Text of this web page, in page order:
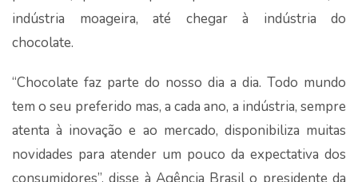
indústria moageira, até chegar à indústria do
chocolate.
“Chocolate faz parte do nosso dia a dia. Todo mundo
tem o seu preferido mas, a cada ano, a indústria, sempre
atenta à inovação e ao mercado, disponibiliza muitas
novidades para atender um pouco da expectativa dos